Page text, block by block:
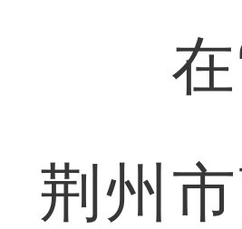
在“
荆州